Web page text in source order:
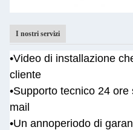
I nostri servizi
•Video di installazione
cliente
•Supporto tecnico 24
mail
•Un annoperiodo di